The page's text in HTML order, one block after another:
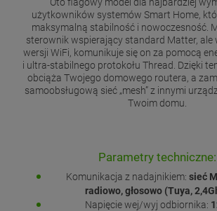
Oto flagowy model dla najbardziej
użytkowników systemów Smart Home,
maksymalną stabilność i nowoczesność.
sterownik wspierający standard Matter, ale
wersji WiFi, komunikuje się on za pomocą
i ultra-stabilnego protokołu Thread. Dzięki
obciąża Twojego domowego routera, a
samoobsługową sieć „mesh” z innymi
Twoim domu.
Parametry techniczne:
Komunikacja z nadajnikiem: sieć
radiowo, głosowo (Tuya,
Napięcie wej/wyj odbiornika: